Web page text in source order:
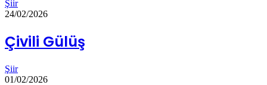
Şiir
24/02/2026
Çivili Gülüş
Şiir
01/02/2026